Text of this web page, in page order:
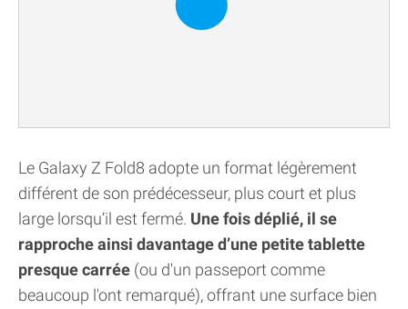
Le Galaxy Z Fold8 adopte un format légèrement
différent de son prédécesseur, plus court et plus
large lorsqu’il est fermé. Une fois déplié, il se
rapproche ainsi davantage d’une petite tablette
presque carrée (ou d'un passeport comme
beaucoup l'ont remarqué), offrant une surface bien